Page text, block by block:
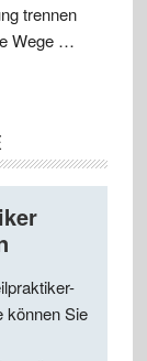
trennen
Wege …
können Sie